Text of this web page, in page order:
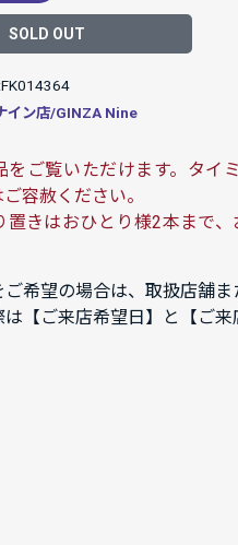
SOLD OUT
イン店/GINZA Nine
をご覧いただけます。タイ
容赦ください。
置きはおひとり様2本まで
ご希望の場合は、取扱店舗ま
は【ご来店希望日】と【ご